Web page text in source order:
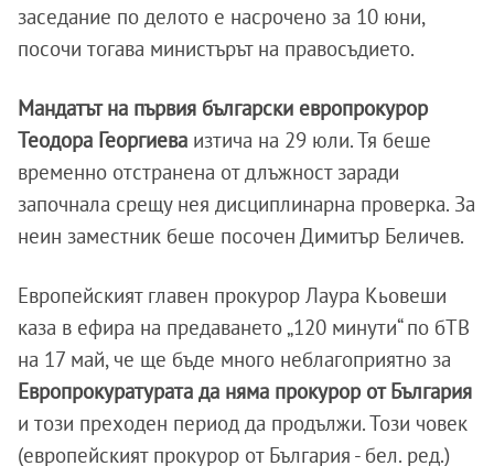
заседание по делото е насрочено за 10 юни,
посочи тогава министърът на правосъдието.
Мандатът на първия български европрокурор
Теодора Георгиева изтича на 29 юли. Тя беше
временно отстранена от длъжност заради
започнала срещу нея дисциплинарна проверка. За
неин заместник беше посочен Димитър Беличев.
Европейският главен прокурор Лаура Кьовеши
каза в ефира на предаването „120 минути“ по бТВ
на 17 май, че ще бъде много неблагоприятно за
Европрокуратурата да няма прокурор от България
и този преходен период да продължи. Този човек
(европейският прокурор от България - бел. ред.)